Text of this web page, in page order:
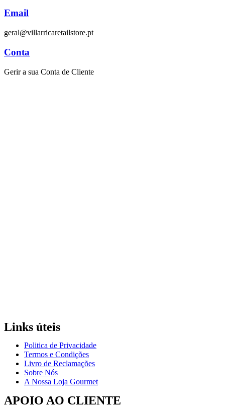
Email
geral@villarricaretailstore.pt
Conta
Gerir a sua Conta de Cliente
Links úteis
Politica de Privacidade
Termos e Condições
Livro de Reclamações
Sobre Nós
A Nossa Loja Gourmet
APOIO AO CLIENTE